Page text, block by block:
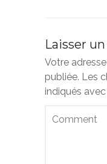
Laisser
Votre
publiée. Les
indiqués avec